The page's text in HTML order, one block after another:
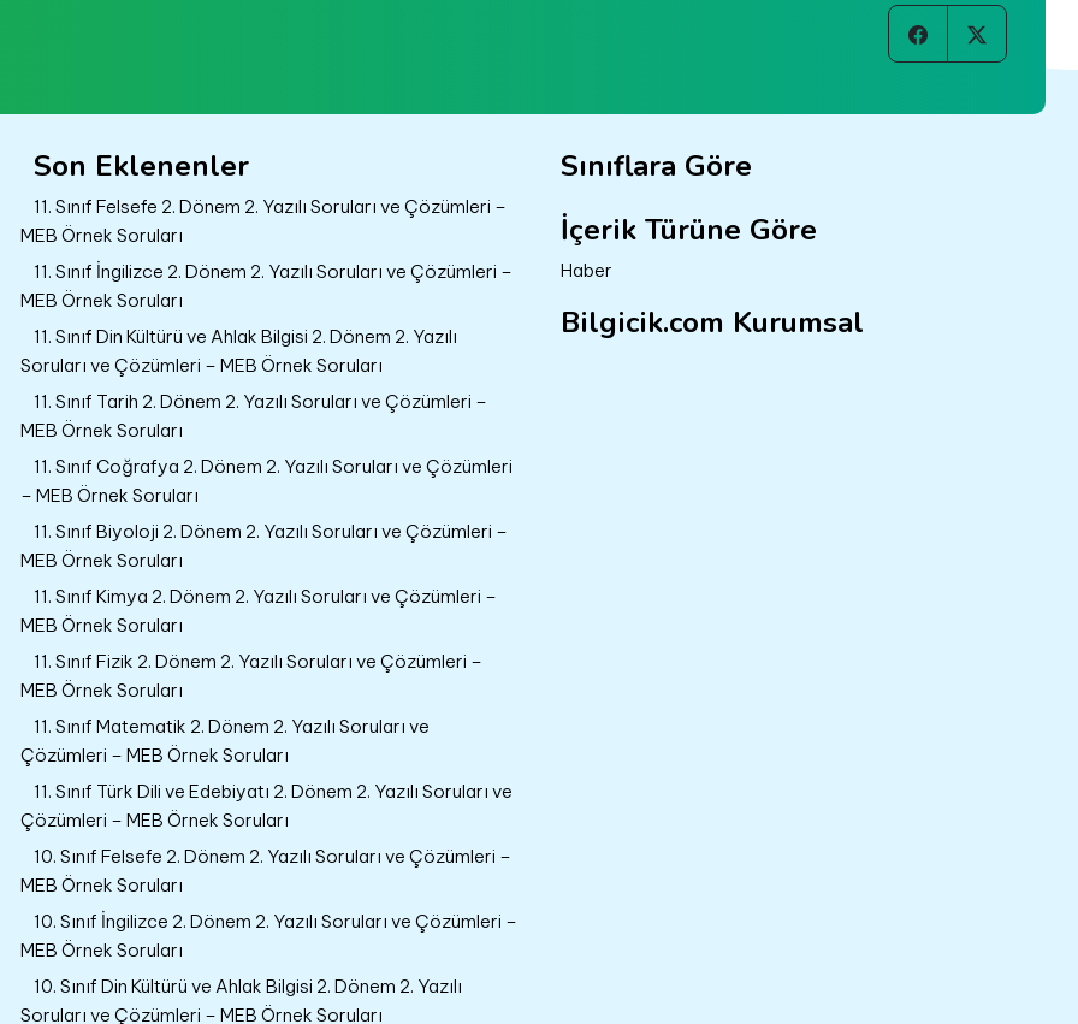
Son Eklenenler
11. Sınıf Felsefe 2. Dönem 2. Yazılı Soruları ve Çözümleri –
MEB Örnek Soruları
11. Sınıf İngilizce 2. Dönem 2. Yazılı Soruları ve Çözümleri –
MEB Örnek Soruları
11. Sınıf Din Kültürü ve Ahlak Bilgisi 2. Dönem 2. Yazılı
Soruları ve Çözümleri – MEB Örnek Soruları
11. Sınıf Tarih 2. Dönem 2. Yazılı Soruları ve Çözümleri –
MEB Örnek Soruları
11. Sınıf Coğrafya 2. Dönem 2. Yazılı Soruları ve Çözümleri
– MEB Örnek Soruları
11. Sınıf Biyoloji 2. Dönem 2. Yazılı Soruları ve Çözümleri –
MEB Örnek Soruları
11. Sınıf Kimya 2. Dönem 2. Yazılı Soruları ve Çözümleri –
MEB Örnek Soruları
11. Sınıf Fizik 2. Dönem 2. Yazılı Soruları ve Çözümleri –
MEB Örnek Soruları
11. Sınıf Matematik 2. Dönem 2. Yazılı Soruları ve
Çözümleri – MEB Örnek Soruları
11. Sınıf Türk Dili ve Edebiyatı 2. Dönem 2. Yazılı Soruları ve
Çözümleri – MEB Örnek Soruları
10. Sınıf Felsefe 2. Dönem 2. Yazılı Soruları ve Çözümleri –
MEB Örnek Soruları
10. Sınıf İngilizce 2. Dönem 2. Yazılı Soruları ve Çözümleri –
MEB Örnek Soruları
10. Sınıf Din Kültürü ve Ahlak Bilgisi 2. Dönem 2. Yazılı
Soruları ve Çözümleri – MEB Örnek Soruları
Sınıflara Göre
İçerik Türüne Göre
Haber
Bilgicik.com Kurumsal